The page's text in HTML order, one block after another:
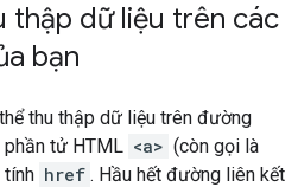
thập dữ liệu trên các
bạn
thu thập dữ liệu trên đường
phần tử HTML <a> (còn gọi là
tính href . Hầu hết đường liên kết